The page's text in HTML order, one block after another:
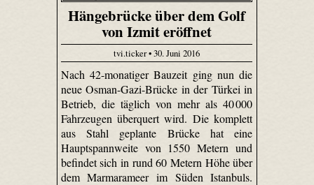
Hängebrücke über dem Golf
von Izmit eröffnet
tvi.ticker • 30. Juni 2016
Nach 42-monatiger Bauzeit ging nun die
neue Osman-Gazi-Brücke in der Türkei in
Betrieb, die täglich von mehr als 40 000
Fahrzeugen überquert wird. Die komplett
aus Stahl geplante Brücke hat eine
Hauptspannweite von 1550 Metern und
befindet sich in rund 60 Metern Höhe über
dem Marmarameer im Süden Istanbuls.